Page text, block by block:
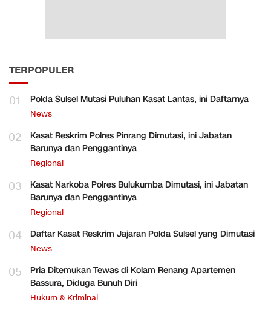
TERPOPULER
01 Polda Sulsel Mutasi Puluhan Kasat Lantas, ini Daftarnya
News
02
Kasat Reskrim Polres Pinrang Dimutasi, ini Jabatan
Barunya dan Penggantinya
Regional
03
Kasat Narkoba Polres Bulukumba Dimutasi, ini Jabatan
Barunya dan Penggantinya
Regional
04 Daftar Kasat Reskrim Jajaran Polda Sulsel yang Dimutasi
News
05
Pria Ditemukan Tewas di Kolam Renang Apartemen
Bassura, Diduga Bunuh Diri
Hukum & Kriminal